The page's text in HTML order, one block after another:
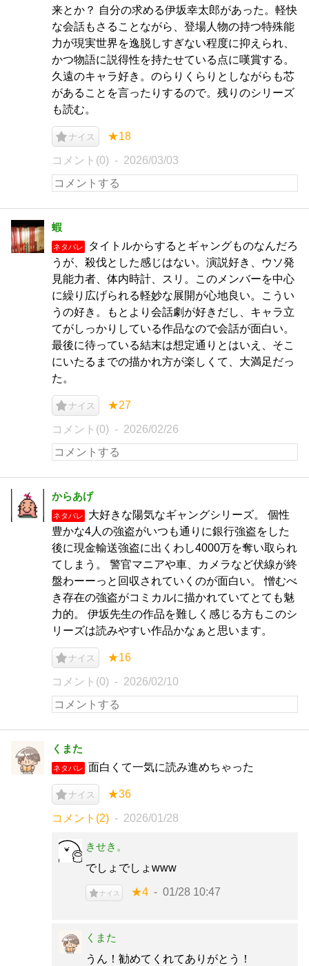
来とか？ 自分の求める伊坂幸太郎があった。軽快
な会話もさることながら、登場人物の持つ特殊能
力が現実世界を逸脱しすぎない程度に抑えられ、
かつ物語に説得性を持たせている点に嘆賞する。
久遠のキャラ好き。のらりくらりとしながらも芯
があることを言ったりするので。残りのシリーズ
も読む。
ナイス ★18
コメント(0) 2026/03/03
蝦
ネタバレ
タイトルからするとギャングものなんだろ
うが、殺伐とした感じはない。演説好き、ウソ発
見能力者、体内時計、スリ。このメンバーを中心
に繰り広げられる軽妙な展開が心地良い。こうい
うの好き。もとより会話劇が好きだし、キャラ立
てがしっかりしている作品なので会話が面白い。
最後に待っている結末は想定通りとはいえ、そこ
にいたるまでの描かれ方が楽しくて、大満足だっ
た。
ナイス ★27
コメント(0) 2026/02/26
からあげ
ネタバレ
大好きな陽気なギャングシリーズ。 個性
豊かな4人の強盗がいつも通りに銀行強盗をした
後に現金輸送強盗に出くわし4000万を奪い取られ
てしまう。 警官マニアや車、カメラなど伏線が終
盤わーーっと回収されていくのが面白い。 憎むべ
き存在の強盗がコミカルに描かれていてとても魅
力的。 伊坂先生の作品を難しく感じる方もこのシ
リーズは読みやすい作品かなぁと思います。
ナイス ★16
コメント(0) 2026/02/10
くまた
ネタバレ 面白くて一気に読み進めちゃった
ナイス ★36
コメント(2) 2026/01/28
きせき。
でしょでしょwww
ナイス ★4 01/28 10:47
くまた
うん！勧めてくれてありがとう！